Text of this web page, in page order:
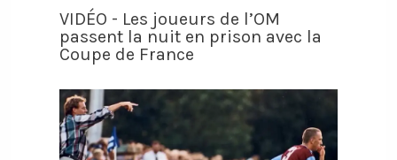
VIDÉO - Les joueurs de l’OM
passent la nuit en prison avec la
Coupe de France